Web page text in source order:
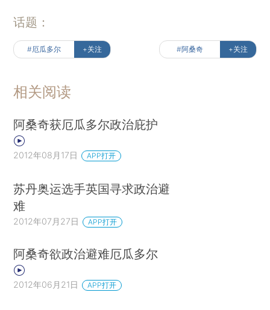
话题：
#厄瓜多尔 +关注 #阿桑奇 +关注
相关阅读
阿桑奇获厄瓜多尔政治庇护
2012年08月17日 APP打开
苏丹奥运选手英国寻求政治避
难
2012年07月27日 APP打开
阿桑奇欲政治避难厄瓜多尔
2012年06月21日 APP打开